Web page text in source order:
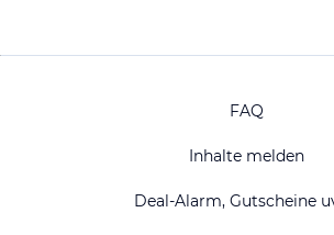
FAQ
Inhalte melden
Deal-Alarm, Gutscheine